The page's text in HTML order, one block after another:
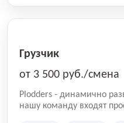
Грузчик
от 3 500 руб./смена
Plodders - динамично
нашу команду входят